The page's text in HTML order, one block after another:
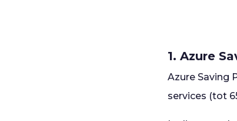
1. Azure
Azure Saving
services (tot